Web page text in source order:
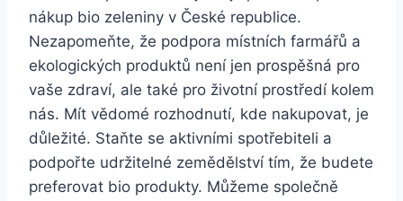
nákup‍ bio ‌zeleniny v České⁢ republice.​
Nezapomeňte, že podpora místních farmářů a
ekologických produktů není jen prospěšná pro
⁢vaše zdraví, ale také pro​ životní prostředí kolem
​nás. Mít​ vědomé rozhodnutí, kde⁣ nakupovat,⁤ je
důležité.‌ Staňte se aktivními spotřebiteli a
podpořte udržitelné zemědělství tím, že budete
preferovat bio ⁣produkty. Můžeme ‍společně